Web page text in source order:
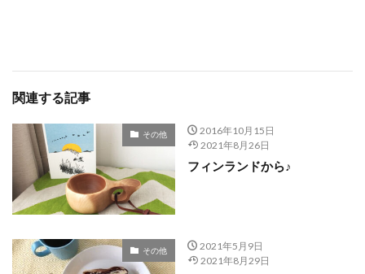
関連する記事
その他
2016年10月15日
2021年8月26日
フィンランドから♪
その他
2021年5月9日
2021年8月29日